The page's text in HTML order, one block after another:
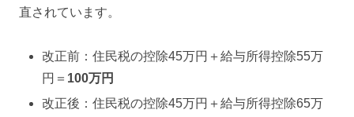
直されています。
改正前：住民税の控除45万円＋給与所得控除55万
円＝ 100万円
改正後：住民税の控除45万円＋給与所得控除65万